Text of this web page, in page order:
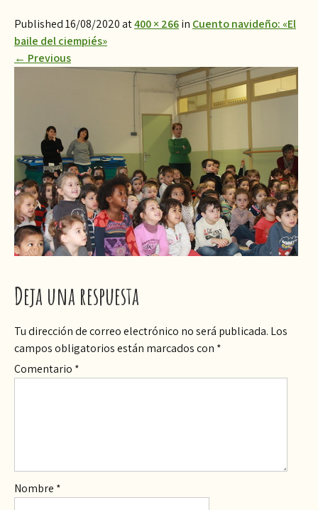
Published 16/08/2020 at400 × 266in Cuento navideño: «El
baile del ciempiés»
← Previous
Deja una respuesta
Tu dirección de correo electrónico no será publicada. Los
campos obligatorios están marcados con *
Comentario *
Nombre *